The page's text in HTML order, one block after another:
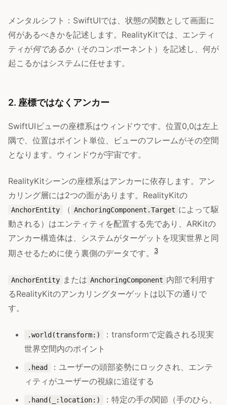
メンタルシフト：SwiftUIでは、状態の関数として画面に
何があるべきかを記述します。RealityKitでは、エンティ
ティが何であるか（そのコンポーネント）を記述し、何が
起こるかはシステムに任せます。
2. 座標ではなくアンカー
SwiftUIビューの座標系はウィンドウです。位置0,0は左上
隅で、位置はポイント単位、ビューのフレームがその空間
となります。ウィンドウが宇宙です。
RealityKitシーンの座標系はアンカーに依存します。アン
カリング層には2つの面があります。RealityKitの
AnchorEntity （ AnchoringComponent.Target によって駆
動される）はエンティティを配置する先であり、ARKitの
アンカー構造体は、システムがターゲットを現実世界と同
期させるために使う裏側のデータです。
3
AnchorEntity または AnchoringComponent 内部で利用す
るRealityKitのアンカリングターゲットは以下の通りで
す。
.world(transform:)
：transformで定義される現実
世界空間内のポイント
.head
：ユーザーの頭部姿勢にロックされ、エンテ
ィティがユーザーの視線に追従する
.hand(_:location:)
：特定の手の関節（手のひら、